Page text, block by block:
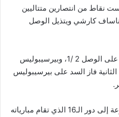
نقاط من انتصارين متتاليين
كارشي ويتذيل الوصل
وشهدت الجولة الأولى فوز السد على الوصل 2 /1، وبيرسيبوليس
الثانية فاز السد على بيرسيبوليس
ويتأهل أول فريقين من كل مجموعة إلى دور الـ16 الذي تقام مبارياته